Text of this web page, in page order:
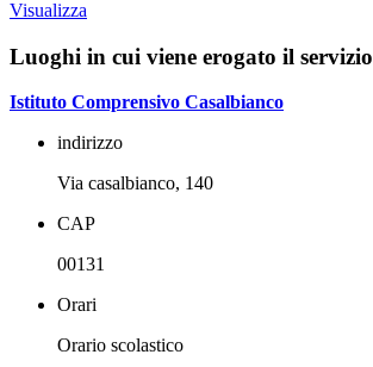
Visualizza
Luoghi in cui viene erogato il servizio
Istituto Comprensivo Casalbianco
indirizzo
Via casalbianco, 140
CAP
00131
Orari
Orario scolastico